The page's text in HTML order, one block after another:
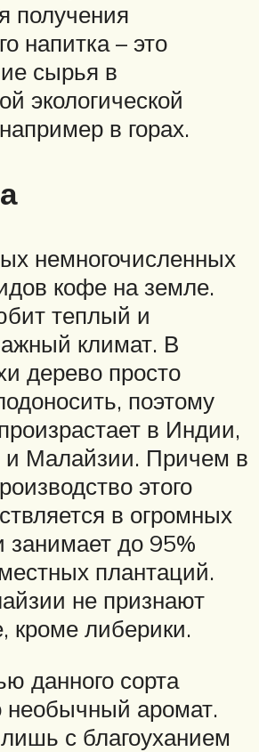
получения
напитка – это
сырья в
экологической
в горах.
немногочисленных
кофе на земле.
теплый и
климат. В
дерево просто
поэтому
в Индии,
Малайзии. Причем в
этого
в огромных
занимает до 95%
плантаций.
не признают
кроме либерики.
данного сорта
необычный аромат.
с благоуханием